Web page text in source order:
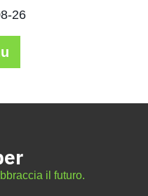
26
il futuro.